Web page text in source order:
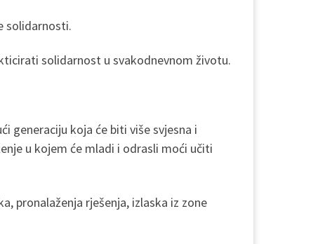
solidarnosti.
solidarnost u svakodnevnom životu.
generaciju koja će biti više svjesna i
u kojem će mladi i odrasli moći učiti
pronalaženja rješenja, izlaska iz zone